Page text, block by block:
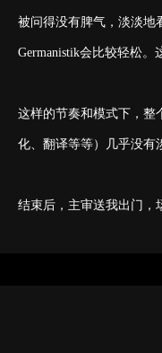
被问得没有脾气，淡淡地
Germanistik会比较轻松
这样的节奏和模式下，整
化、翻译等等）几乎没有
结束后，主审送我出门，